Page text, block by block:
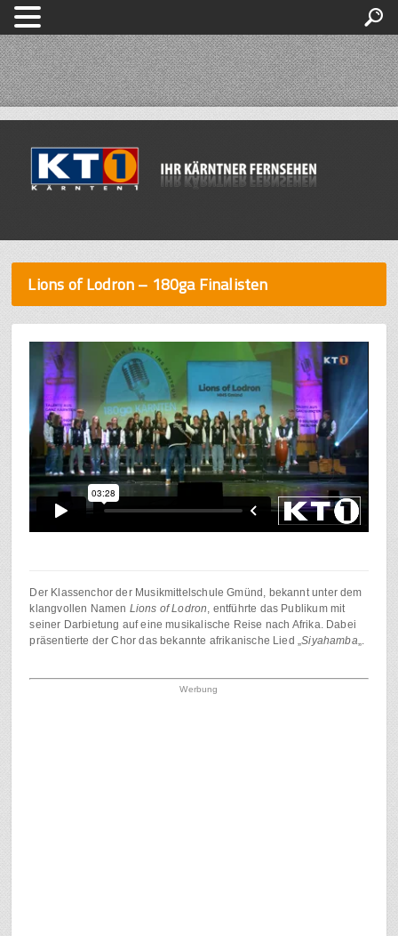
Lions of Lodron – 180ga Finalisten
Der Klassenchor der Musikmittelschule Gmünd, bekannt unter dem
klangvollen Namen Lions of Lodron, entführte das Publikum mit
seiner Darbietung auf eine musikalische Reise nach Afrika. Dabei
präsentierte der Chor das bekannte afrikanische Lied „Siyahamba„.
Werbung